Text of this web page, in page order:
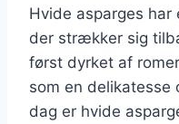
Hvide asparges har
der strækker sig
først dyrket af
som en delikatesse
dag er hvide